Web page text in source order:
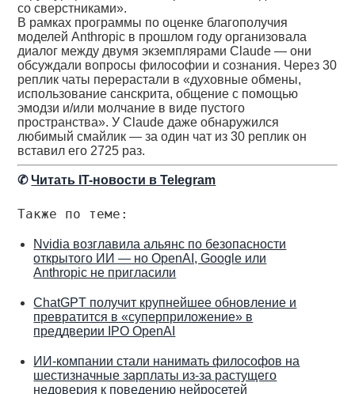
со сверстниками».
В рамках программы по оценке благополучия
моделей Anthropic в прошлом году организовала
диалог между двумя экземплярами Claude — они
обсуждали вопросы философии и сознания. Через 30
реплик чаты перерастали в «духовные обмены,
использование санскрита, общение с помощью
эмодзи и/или молчание в виде пустого
пространства». У Claude даже обнаружился
любимый смайлик — за один чат из 30 реплик он
вставил его 2725 раз.
✆Читать IT-новости в Telegram
Также по теме:
Nvidia возглавила альянс по безопасности
открытого ИИ — но OpenAI, Google или
Anthropic не пригласили
ChatGPT получит крупнейшее обновление и
превратится в «суперприложение» в
преддверии IPO OpenAI
ИИ-компании стали нанимать философов на
шестизначные зарплаты из-за растущего
недоверия к поведению нейросетей